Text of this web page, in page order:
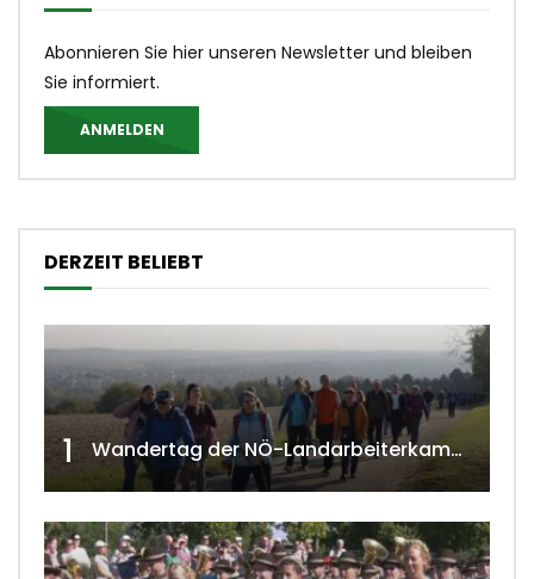
Abonnieren Sie hier unseren Newsletter und bleiben
Sie informiert.
ANMELDEN
DERZEIT BELIEBT
1 Wandertag der NÖ-Landarbeiterkammer in Hollabrunn 2024